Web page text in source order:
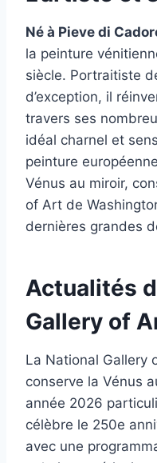
Né à Pieve di
la peinture
siècle. Portraitiste
d’exception, il
travers ses
idéal charnel et
peinture
Vénus au miroir,
of Art de
dernières grandes
Actualités
Gallery of
La National Gallery
conserve la Vénus
année 2026
célèbre le 250e
avec une